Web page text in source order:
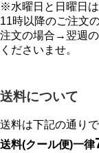
※水曜日と日曜日
11時以降のご注文
注文の場合→翌週
くださいませ。
送料について
送料は下記の通りで
送料(クール便)一律